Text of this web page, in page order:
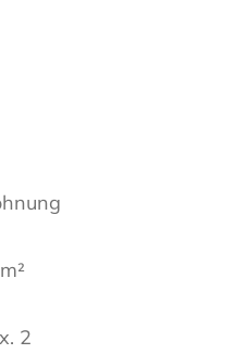
m²
2